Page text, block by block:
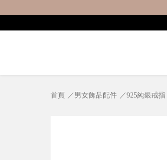
首頁 男女飾品配件 925純銀戒指